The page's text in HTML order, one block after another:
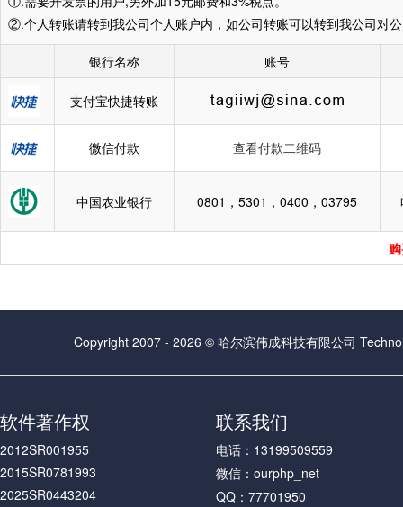
②.个人转账请转到我公司个人账户内，如公司转账可以转到我公司对
银行名称 账号
支付宝快捷转账
微信付款 查看付款二维码
中国农业银行 0801，5301，0400，03795
Copyright 2007 - 2026 © 哈尔滨伟成科技有限公司
软件著作权
2012SR001955
2015SR0781993
2025SR0443204
联系我们
电话：13199509559
微信：ourphp_net
QQ：77701950